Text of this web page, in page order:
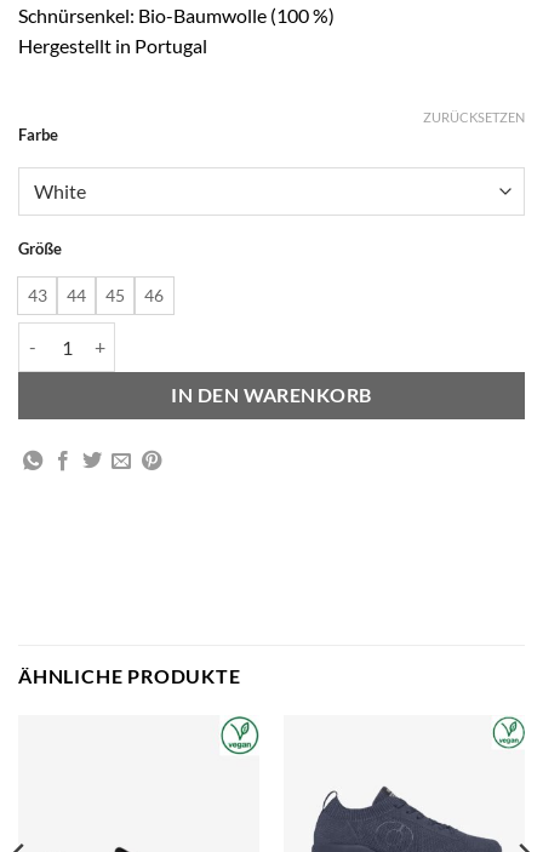
Schnürsenkel: Bio-Baumwolle (100 %)
Hergestellt in Portugal
Farbe
Größe
43 44 45 46
ZURÜCKSETZEN
IN DEN WARENKORB
Alternative:
ÄHNLICHE PRODUKTE